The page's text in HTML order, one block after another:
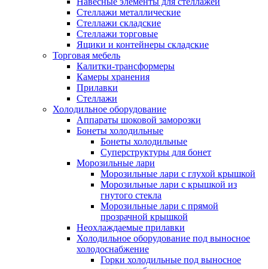
Стеллажи металлические
Стеллажи складские
Стеллажи торговые
Ящики и контейнеры складские
Торговая мебель
Калитки-трансформеры
Камеры хранения
Прилавки
Стеллажи
Холодильное оборудование
Аппараты шоковой заморозки
Бонеты холодильные
Бонеты холодильные
Суперструктуры для бонет
Морозильные лари
Морозильные лари с глухой крышкой
Морозильные лари с крышкой из
гнутого стекла
Морозильные лари с прямой
прозрачной крышкой
Неохлаждаемые прилавки
Холодильное оборудование под выносное
холодоснабжение
Горки холодильные под выносное